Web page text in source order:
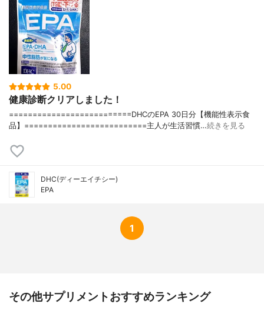
5.00
健康診断クリアしました！
==========================DHCのEPA 30日分【機能性表示食
品】==========================主人が生活習慣…続きを見る
DHC(ディーエイチシー)
EPA
1
その他サプリメントおすすめランキング